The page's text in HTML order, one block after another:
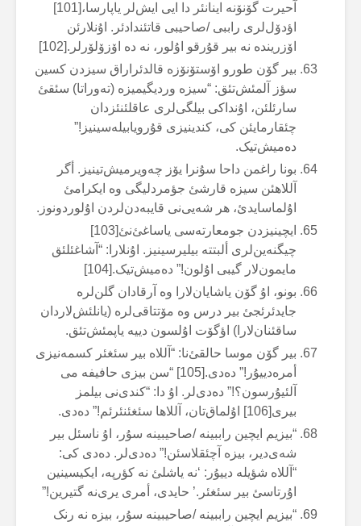
آحیرت گۆنۆنە اینانئر دا ایی ایش‌لر یاپارسا،[101]
اؤدۆل‌لری راببی /صاحیبی قاتئندادئر. اۇنلارئن
اۆزریندە نە بیر قۇرقو اۇلور، نە دە اۆزۆلۆرلر.[102]
بیر گۆن طورو اۆستۆنۆزە قالدئراراق سیزدن کسین
سؤز آلمئش‌تئق: “سیزە وردیگیمیزە (تەوراتا) سئقئ
سارئلئن، اۇنداکی بیلگی‌لری عاقلئنئزدان
چئقارمایئن کی، کندینیزی قۇرویابیلەسینیز!”
دەمیش‌تیک.
بونا راغمن داحا سۇنرا یۆز چەویرمیش‌تینیز. أگر
آللاهئن سیزە قارشئ جؤمردلیگی وە ایکرامئ
اۇلماسایدئ، هر شەیی‌نی قایبەدن‌لردن اۇلوردونوز.
ایچینیزدن جومعارتەسی یاساغئ‌نئ[103]
چیگنەین‌لری ألبتتە بیلیرسینیز. اۇنلارا: “آشاغئلئق
مایمون‌لار گیبی اۇلون!” دەمیش‌تیک.[104]
بونو، اۇ گۆن یاشایان‌لارا وە آرقادان گلن‌لرە
جایدئرئجئ بیر درس وە مۆتتاقی‌لرە (یانلئش‌لاردان
ساقئنان‌لارا) اؤگۆت اۇلسون دییە یاپمئش‌تئق.
بیر گۆن موسا حالقئ‌نا: “آللاە بیر سئغئر کسمەنیزی
أمرەدییۇر!” دەدی.[105] “سن بیزی حافیفە می
آلئیۇرسون؟!” دەدی‌لر. اۇ دا: “کندی‌نی بیلمز
بیری[106] اۇلماق‌تان، آللاها سئغئنئرئم!” دەدی.
“بیزیم ایچین راببینە /صاحیبینە سۇر، اۇ ناسئل بیر
شەی‌دیر، بیزە آچئقلاسئن!” دەدی‌لر. دەدی کی:
“آللاە شؤیلە دییۇر: ‘نە یاشلئ نە کؤرپە، ایکیسینین
اۇرتاسئ بیر سئغئر.’ حایدی، أمری یری‌نە گتیرین!”
“بیزیم ایچین راببینە /صاحیبینە سۇر، بیزە نە رنک